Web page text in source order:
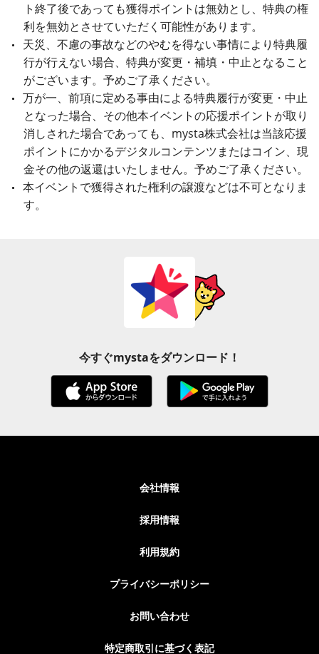
ト終了後であっても獲得ポイントは無効とし、特典の権
利を無効とさせていただく可能性があります。
天災、不慮の事故などのやむを得ない事情により特典履
行が行えない場合、特典が変更・補填・中止となること
がございます。予めご了承ください。
万が一、前項に定める事由による特典履行が変更・中止
となった場合、その他本イベントの応援ポイントが取り
消しされた場合であっても、mysta株式会社は当該応援
ポイントにかかるデジタルコンテンツまたはコイン、現
金その他の返還はいたしません。予めご了承ください。
本イベントで獲得された権利の譲渡などは不可となりま
す。
今すぐmystaをダウンロード！
会社情報
採用情報
利用規約
プライバシーポリシー
お問い合わせ
特定商取引に基づく表記